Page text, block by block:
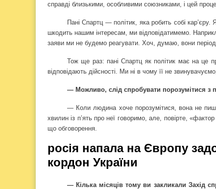
справді близькими, особливими союзниками, і цей
Пані Спартц — політик, яка робить собі
шкодить нашим інтересам, ми відповідатимемо.
заяви ми не будемо реагувати. Хоч, думаю, вони
Тож ще раз: пані Спартц як політик має на це
відповідають дійсності. Ми ні в чому її не
— Можливо, слід спробувати порозумітися з
— Коли людина хоче порозумітися, вона не
хвилин із п’ять про неї говоримо, але, повірте,
що обговорення.
росія напала на Європу
кордон України
— Кілька місяців тому ви закликали Захід